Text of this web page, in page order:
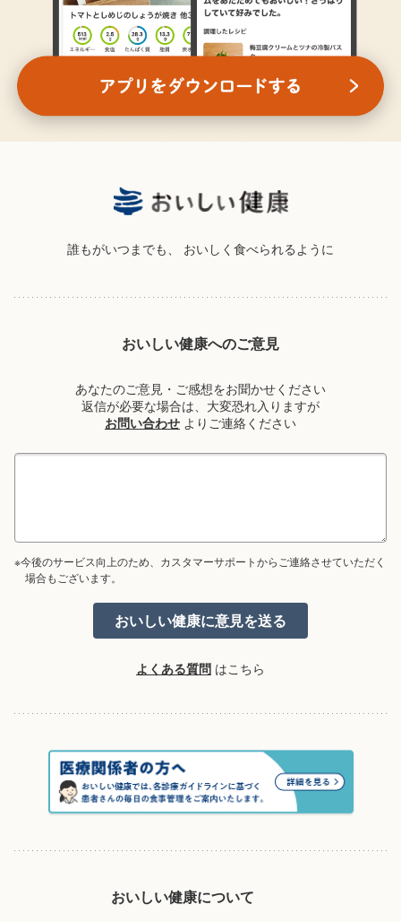
誰もがいつまでも、 おいしく食べられるように
おいしい健康へのご意見
あなたのご意見・ご感想をお聞かせください
返信が必要な場合は、大変恐れ入りますが
お問い合わせ よりご連絡ください
※今後のサービス向上のため、カスタマーサポートからご連絡させていただく
場合もございます。
よくある質問 はこちら
おいしい健康について